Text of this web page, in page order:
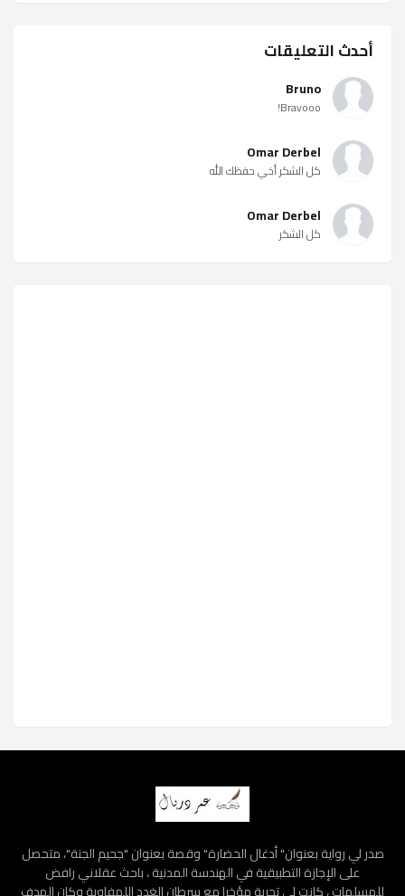
أحدث التعليقات
Bruno
Bravooo!
Omar Derbel
كل الشكر أخي حفظك الله
Omar Derbel
كل الشكر
صدر لي رواية بعنوان" أدغال الحضارة" وقصة بعنوان "جحيم الجنة"، متحصل
على الإجازة التطبيقية في الهندسة المدنية ، باحث عقلاني رافض